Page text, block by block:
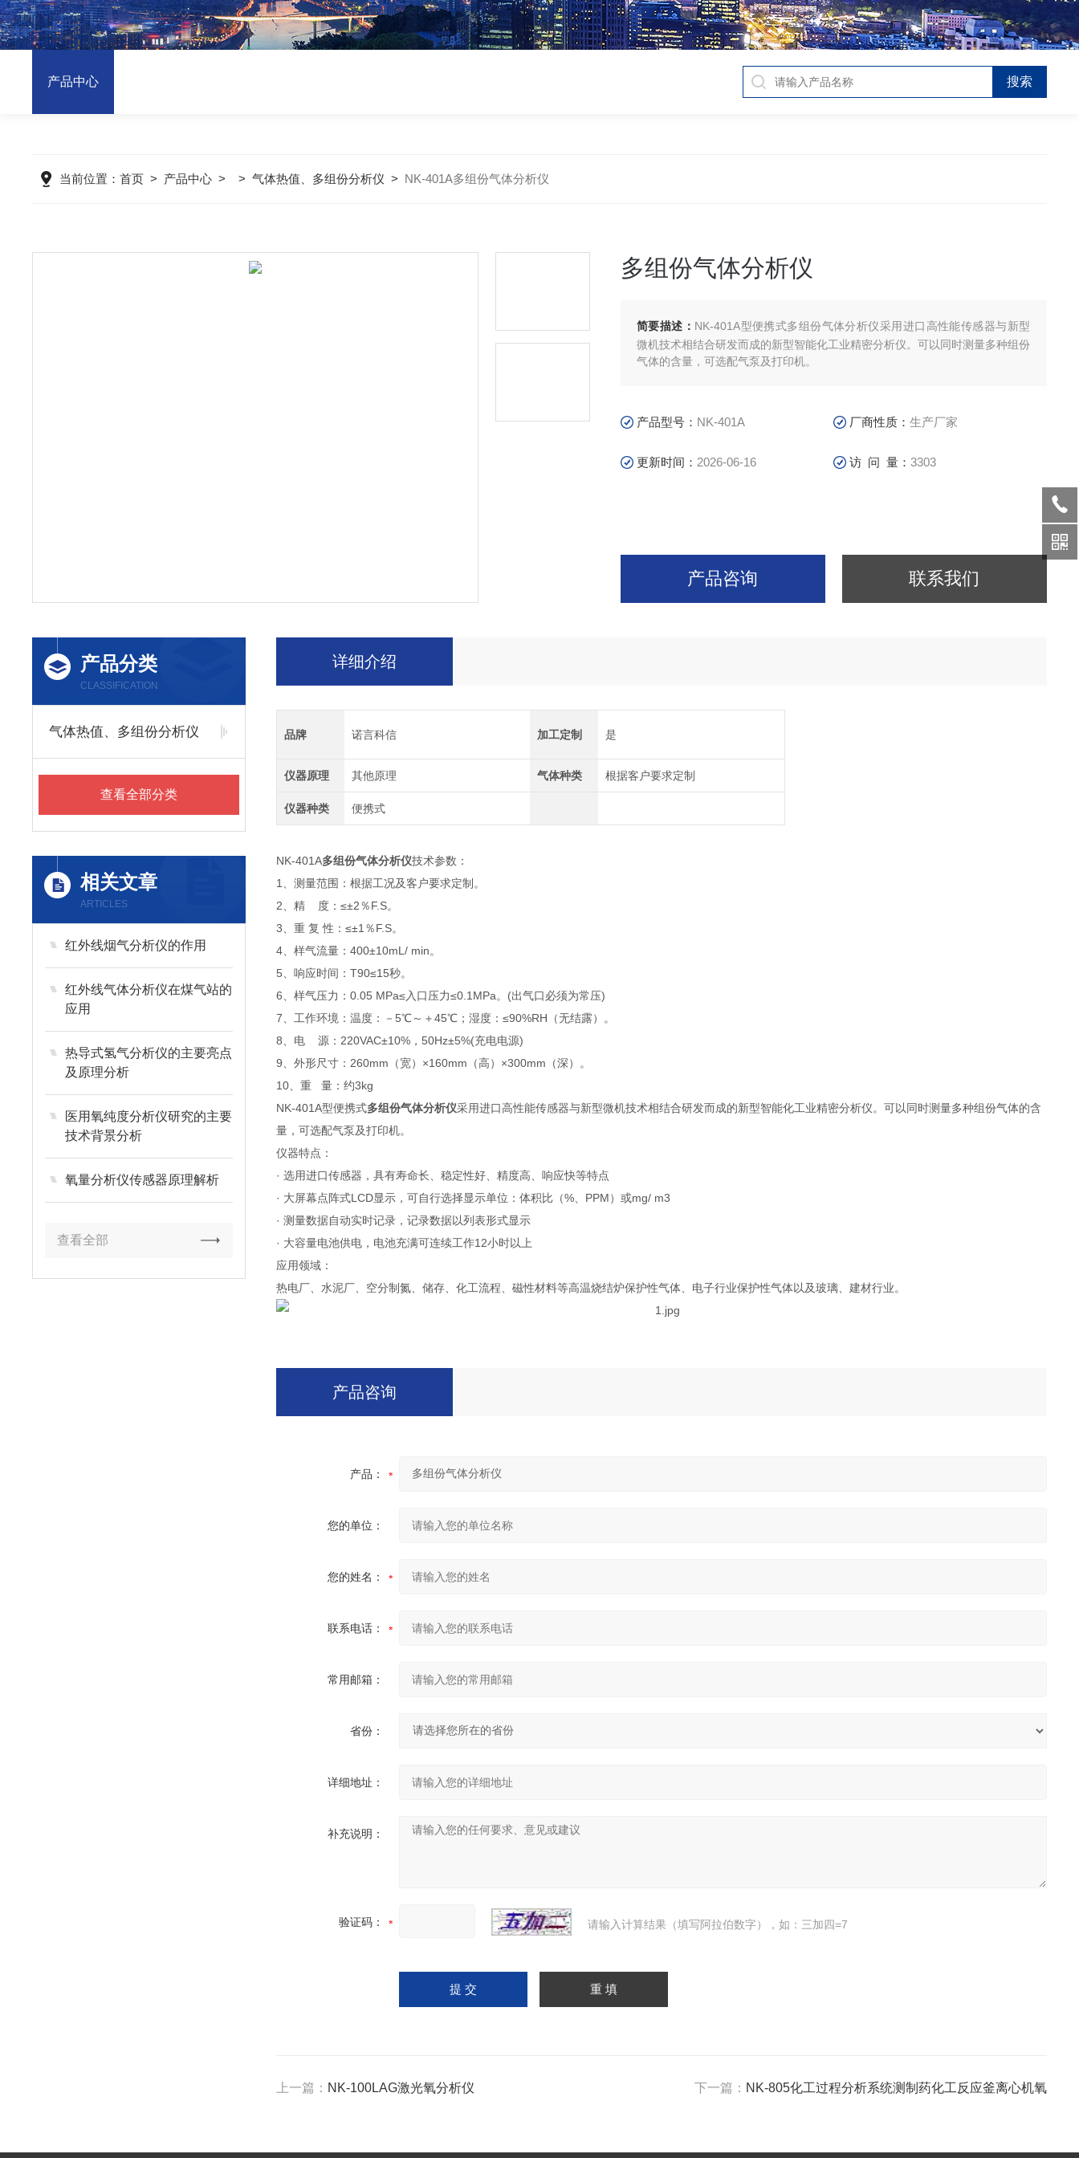
产品中心
当前位置：首页 > 产品中心 > >气体热值、多组份分析仪 > NK-401A多组份气体分析仪
多组份气体分析仪
简要描述： NK-401A型便携式多组份气体分析仪采用进口高性能传感器与新型
微机技术相结合研发而成的新型智能化工业精密分析仪。可以同时测量多种组份
气体的含量，可选配气泵及打印机。
产品型号： NK-401A 厂商性质：生产厂家
更新时间： 2026-06-16 访 问 量：3303
产品咨询 联系我们
产品分类
CLASSIFICATION
气体热值、多组份分析仪
查看全部分类
相关文章
ARTICLES
红外线烟气分析仪的作用
红外线气体分析仪在煤气站的
应用
热导式氢气分析仪的主要亮点
及原理分析
医用氧纯度分析仪研究的主要
技术背景分析
氧量分析仪传感器原理解析
查看全部
详细介绍
品牌 诺言科信 加工定制 是
仪器原理 其他原理 气体种类 根据客户要求定制
仪器种类 便携式
NK-401A多组份气体分析仪技术参数：
1、测量范围：根据工况及客户要求定制。
2、精 度：≤±2％F.S。
3、重 复 性：≤±1％F.S。
4、样气流量：400±10mL/ min。
5、响应时间：T90≤15秒。
6、样气压力：0.05 MPa≤入口压力≤0.1MPa。(出气口必须为常压)
7、工作环境：温度：－5℃～＋45℃；湿度：≤90%RH（无结露）。
8、电 源：220VAC±10%，50Hz±5%(充电电源)
9、外形尺寸：260mm（宽）×160mm（高）×300mm（深）。
10、重 量：约3kg
NK-401A型便携式多组份气体分析仪采用进口高性能传感器与新型微机技术相结合研发而成的新型智能化工业精密分析仪。可以同时测量多种组份气体的含
量，可选配气泵及打印机。
仪器特点：
· 选用进口传感器，具有寿命长、稳定性好、精度高、响应快等特点
· 大屏幕点阵式LCD显示，可自行选择显示单位：体积比（%、PPM）或mg/ m3
· 测量数据自动实时记录，记录数据以列表形式显示
· 大容量电池供电，电池充满可连续工作12小时以上
应用领域：
热电厂、水泥厂、空分制氮、储存、化工流程、磁性材料等高温烧结炉保护性气体、电子行业保护性气体以及玻璃、建材行业。
产品咨询
产品：
您的单位：
您的姓名：
联系电话：
常用邮箱：
省份：
详细地址：
补充说明：
验证码： 请输入计算结果（填写阿拉伯数字），如：三加四=7
上一篇： NK-100LAG激光氧分析仪 下一篇： NK-805化工过程分析系统测制药化工反应釜离心机氧